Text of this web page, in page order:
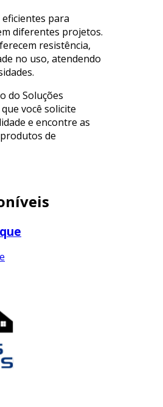
para
diferentes projetos.
resistência,
no uso, atendendo
do Soluções
você solicite
e encontre as
de